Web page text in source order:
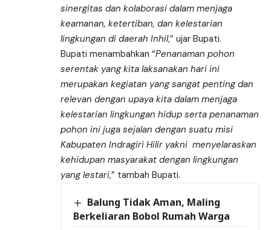
sinergitas dan kolaborasi dalam menjaga
keamanan, ketertiban, dan kelestarian
lingkungan di daerah Inhil,” ujar Bupati.
Bupati menambahkan “Penanaman pohon
serentak yang kita laksanakan hari ini
merupakan kegiatan yang sangat penting dan
relevan dengan upaya kita dalam menjaga
kelestarian lingkungan hidup serta penanaman
pohon ini juga sejalan dengan suatu misi
Kabupaten Indragiri Hilir yakni menyelaraskan
kehidupan masyarakat dengan lingkungan
yang lestari,” tambah Bupati.
Balung Tidak Aman, Maling
Berkeliaran Bobol Rumah Warga